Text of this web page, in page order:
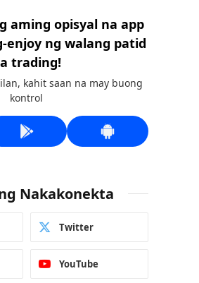
aming opisyal na app
enjoy ng walang patid
trading!
kahit saan na may buong
kontrol
Nakakonekta
Twitter
YouTube